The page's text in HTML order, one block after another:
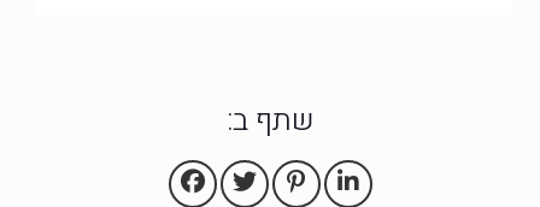
שתף ב: